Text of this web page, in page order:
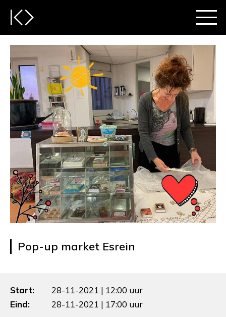
Pop-up market Esrein
Start:
28-11-2021 | 12:00 uur
Eind:
28-11-2021 | 17:00 uur